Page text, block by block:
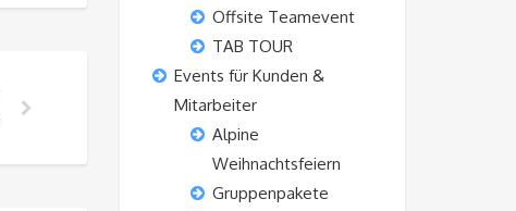
Offsite Teamevent
TAB TOUR
Events für Kunden &
Mitarbeiter
Alpine
Weihnachtsfeiern
Gruppenpakete